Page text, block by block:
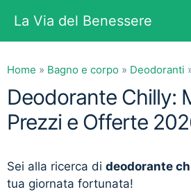
contenuto
La Via del Benessere
Home » Bagno e corpo » Deodoranti
Deodorante Chilly:
Prezzi e Offerte
Sei alla ricerca di deodorante
tua giornata fortunata!